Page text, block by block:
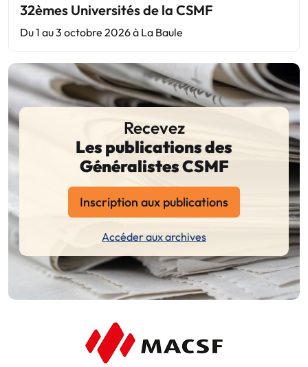
32èmes Universités de la CSMF
Du 1 au 3 octobre 2026 à La Baule
Recevez
Les publications des
Généralistes CSMF
Inscription aux publications
Accéder aux archives